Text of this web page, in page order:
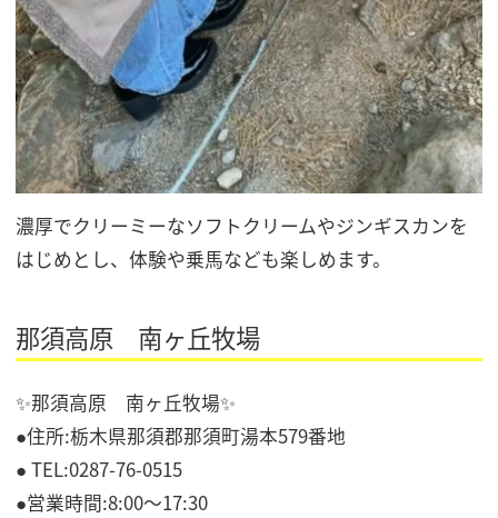
濃厚でクリーミーなソフトクリームやジンギスカンを
はじめとし、体験や乗馬なども楽しめます。
那須高原 南ヶ丘牧場
✨那須高原 南ヶ丘牧場✨
●住所:栃木県那須郡那須町湯本579番地
● TEL:0287-76-0515
●営業時間:8:00～17:30